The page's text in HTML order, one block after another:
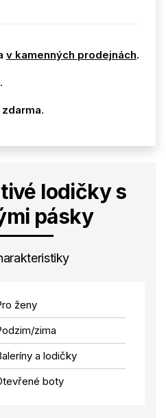
v kamenných prodejnách.
.
.
lodičky s
pásky
ženy
zima
a lodičky
boty